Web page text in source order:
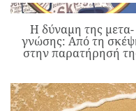
Η δύναμη της μετα-
γνώσης: Από τη
στην παρατήρησή